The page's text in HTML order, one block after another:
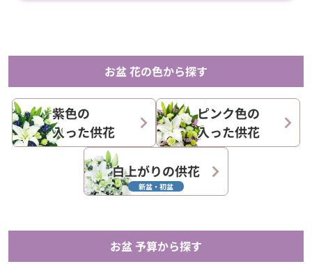
お盆 花の色から探す
紫色の
入った供花
ピンク色の
入った供花
白上がりの供花
新盆・初盆
お盆 予算から探す